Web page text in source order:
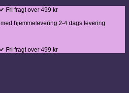
Fortsæt
indhold
✔ Fri fragt over 499 kr
hjemmelevering 2-4 dags levering
✔ Fri fragt over 499 kr